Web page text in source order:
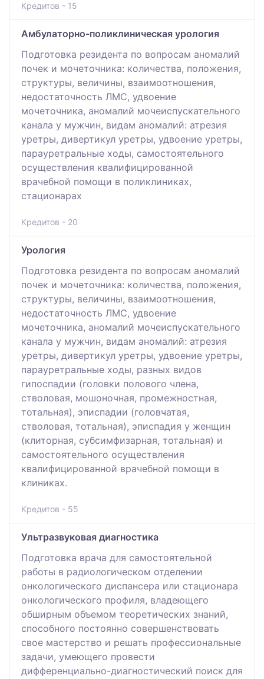
Кредитов - 15
Амбулаторно-поликлиническая урология
Подготовка резидента по вопросам аномалий
почек и мочеточника: количества, положения,
структуры, величины, взаимоотношения,
недостаточность ЛМС, удвоение
мочеточника, аномалий мочеиспускательного
канала у мужчин, видам аномалий: атрезия
уретры, дивертикул уретры, удвоение уретры,
парауретральные ходы, самостоятельного
осуществления квалифицированной
врачебной помощи в поликлиниках,
стационарах
Кредитов - 20
Урология
Подготовка резидента по вопросам аномалий
почек и мочеточника: количества, положения,
структуры, величины, взаимоотношения,
недостаточность ЛМС, удвоение
мочеточника, аномалий мочеиспускательного
канала у мужчин, видам аномалий: атрезия
уретры, дивертикул уретры, удвоение уретры,
парауретральные ходы, разных видов
гипоспадии (головки полового члена,
стволовая, мошоночная, промежностная,
тотальная), эписпадии (головчатая,
стволовая, тотальная), эписпадия у женщин
(клиторная, субсимфизарная, тотальная) и
самостоятельного осуществления
квалифицированной врачебной помощи в
клиниках.
Кредитов - 55
Ультразвуковая диагностика
Подготовка врача для самостоятельной
работы в радиологическом отделении
онкологического диспансера или стационара
онкологического профиля, владеющего
обширным объемом теоретических знаний,
способного постоянно совершенствовать
свое мастерство и решать профессиональные
задачи, умеющего провести
дифференциально-диагностический поиск для